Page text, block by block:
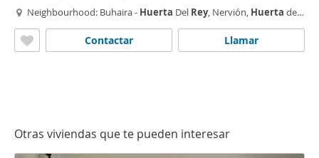
Neighbourhood: Buhaira - Huerta Del Rey, Nervión, Huerta del
Llamar
Contactar
Otras viviendas que te pueden interesar